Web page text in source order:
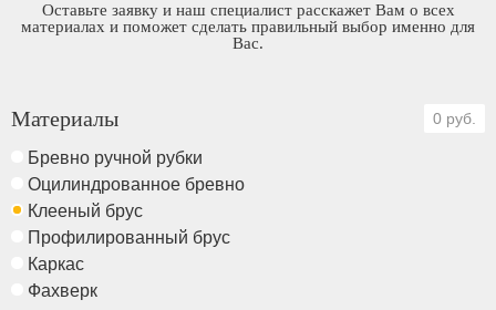
Оставьте заявку и наш специалист расскажет Вам о всех
материалах и поможет сделать правильный выбор именно для
Вас.
Материалы 0 руб.
Бревно ручной рубки
Оцилиндрованное бревно
Клееный брус
Профилированный брус
Каркас
Фахверк